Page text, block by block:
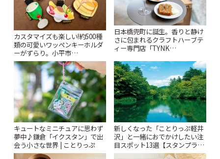
カスタマイズも楽しい!約500種
類の可愛いワッペンキーホルダ
ーがずらり。小平市
「Kimamaya T&K」 | ことりっ
ぷ
日本橋兜町に誕生。香りと静け
さに包まれるクラフトハーブテ
ィー専門店「TYNK
キュートなミニチュアに思わず
夢中♪鎌倉「イクスタン」で出
会う小さな世界 | ことりっぷ
新しくなった「ことりっぷ軽井
沢」と一緒におでかけしたい注
目スポット13選【スタンプラリ
ー開催中】 | ことりっぷ